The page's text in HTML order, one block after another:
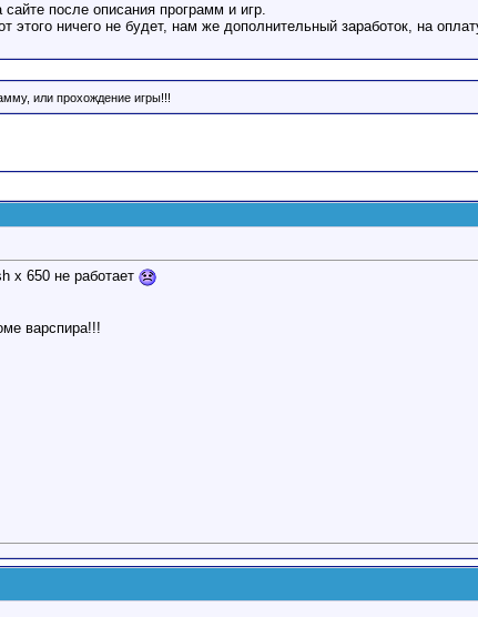
после описания программ и игр.
ничего не будет, нам же дополнительный заработок, на
или прохождение игры!!!
x 650 не работает
варспира!!!